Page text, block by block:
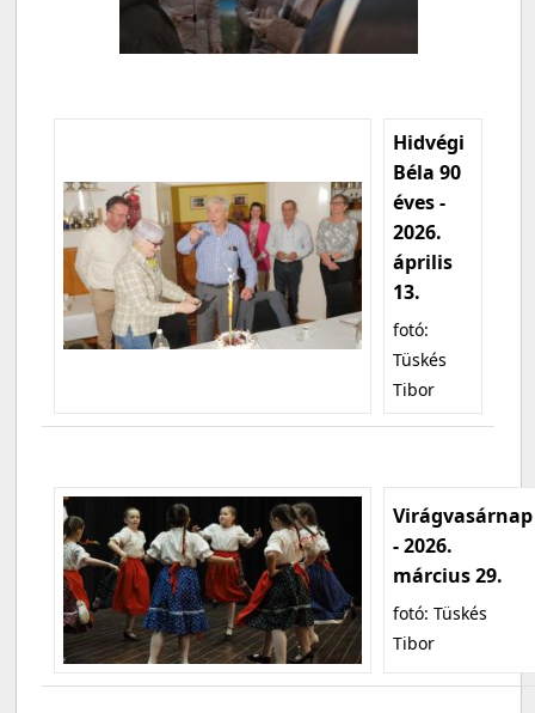
Hidvégi
Béla 90
éves -
2026.
április
13.
fotó:
Tüskés
Tibor
Virágvasárnap
- 2026.
március 29.
fotó: Tüskés
Tibor